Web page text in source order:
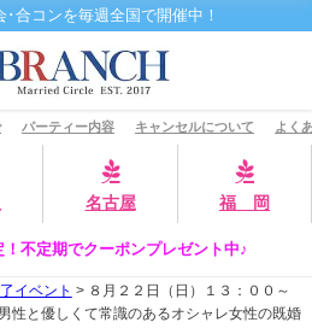
･合コンを毎週全国で開催中！
パーティー内容 キャンセルについて よく
名古屋 福 岡
！不定期でクーポンプレゼント中♪
イベント > ８月２２日（日）１３：００～
性と優しくて常識のあるオシャレ女性の既婚